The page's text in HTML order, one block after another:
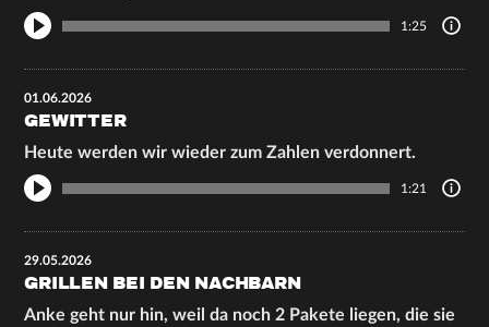
1:25
01.06.2026
GEWITTER
Heute werden wir wieder zum Zahlen verdonnert.
1:21
29.05.2026
GRILLEN BEI DEN NACHBARN
Anke geht nur hin, weil da noch 2 Pakete liegen, die sie